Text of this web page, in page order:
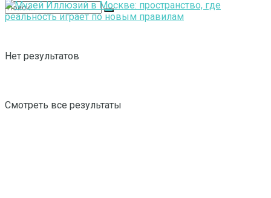
Нет результатов
Смотреть все результаты